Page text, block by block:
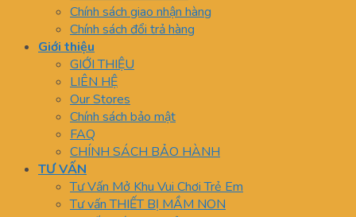
Chính sách giao nhận hàng
Chính sách đổi trả hàng
Giới thiệu
GIỚI THIỆU
LIÊN HỆ
Our Stores
Chính sách bảo mật
FAQ
CHÍNH SÁCH BẢO HÀNH
TƯ VẤN
Tư Vấn Mở Khu Vui Chơi Trẻ Em
Tư vấn THIẾT BỊ MẦM NON